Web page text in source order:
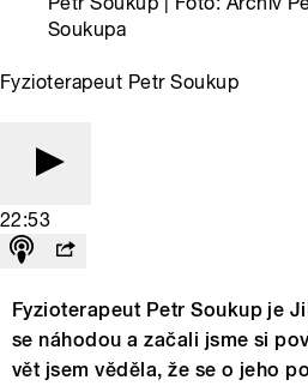
Soukupa
Fyzioterapeut Petr Soukup
22:53
Fyzioterapeut Petr Soukup je
se náhodou a začali jsme si
vět jsem věděla, že se o jeho